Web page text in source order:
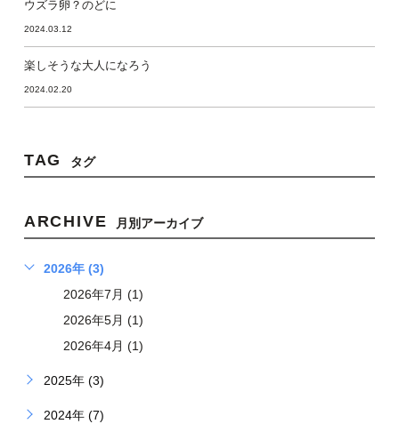
ウズラ卵？のどに
2024.03.12
楽しそうな大人になろう
2024.02.20
TAG タグ
ARCHIVE 月別アーカイブ
2026年 (3)
2026年7月 (1)
2026年5月 (1)
2026年4月 (1)
2025年 (3)
2024年 (7)